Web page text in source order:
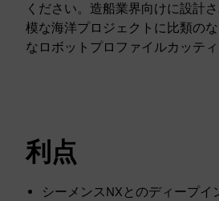
ください。造船業界向けに設計
模な海洋プロジェクトに比類の
なロボットプロファイルカッテ
利点
シーメンスNXとのディープイ